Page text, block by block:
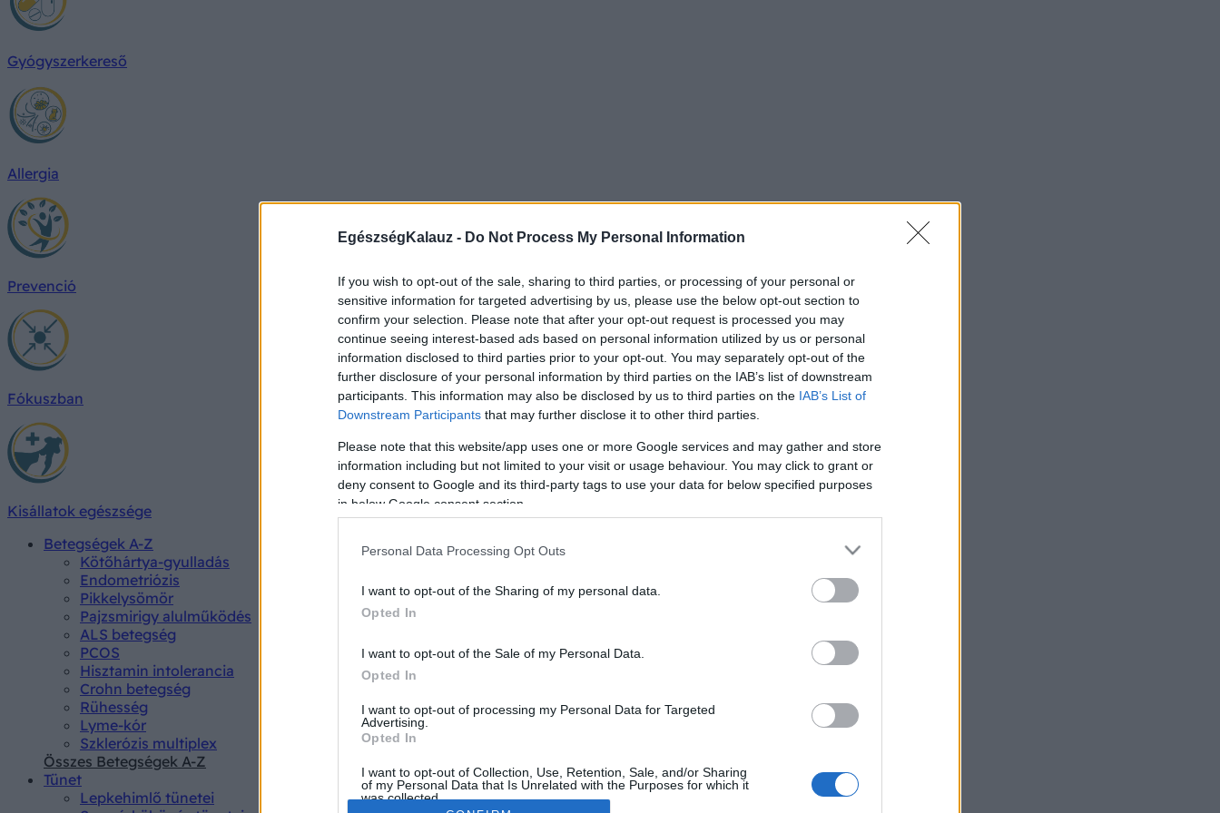
EgészségKalauz - Do Not Process My Personal Information
If you wish to opt-out of the sale, sharing to third parties, or processing of your personal or
sensitive information for targeted advertising by us, please use the below opt-out section to
confirm your selection. Please note that after your opt-out request is processed you may
continue seeing interest-based ads based on personal information utilized by us or personal
information disclosed to third parties prior to your opt-out. You may separately opt-out of the
further disclosure of your personal information by third parties on the IAB’s list of downstream
participants. This information may also be disclosed by us to third parties on the IAB’s List of
Downstream Participants that may further disclose it to other third parties.
Please note that this website/app uses one or more Google services and may gather and store
information including but not limited to your visit or usage behaviour. You may click to grant or
deny consent to Google and its third-party tags to use your data for below specified purposes
in below Google consent section.
Personal Data Processing Opt Outs
I want to opt-out of the Sharing of my personal data.
Opted In
I want to opt-out of the Sale of my Personal Data.
Opted In
I want to opt-out of processing my Personal Data for Targeted
Advertising.
Opted In
I want to opt-out of Collection, Use, Retention, Sale, and/or Sharing
of my Personal Data that Is Unrelated with the Purposes for which it
was collected.
Gyógyszerkereső
Allergia
Prevenció
Fókuszban
Kisállatok egészsége
Betegségek A-Z
Kötőhártya-gyulladás
Endometriózis
Pikkelysömör
Pajzsmirigy alulműködés
ALS betegség
PCOS
Hisztamin intolerancia
Crohn betegség
Rühesség
Lyme-kór
Szklerózis multiplex
Összes Betegségek A-Z
Tünet
Lepkehimlő tünetei